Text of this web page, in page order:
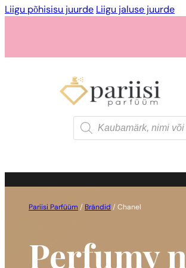
Liigu põhisisu juurde Liigu jaluse juurde
Products
search
Pariisi Parfüüm / Brändid / Chanel
Perfumy